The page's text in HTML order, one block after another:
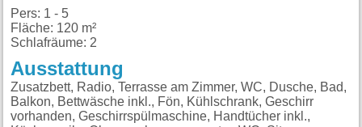
Pers: 1 - 5
Fläche: 120 m²
Schlafräume: 2
Ausstattung
Zusatzbett, Radio, Terrasse am Zimmer, WC, Dusche, Bad,
Balkon, Bettwäsche inkl., Fön, Kühlschrank, Geschirr
vorhanden, Geschirrspülmaschine, Handtücher inkl.,